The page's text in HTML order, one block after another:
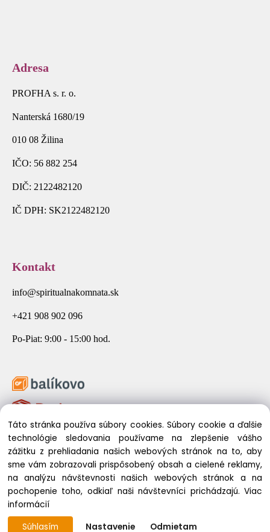
Adresa
PROFHA s. r. o.
Nanterská 1680/19
010 08 Žilina
IČO: 56 882 254
DIČ: 2122482120
IČ DPH: SK2122482120
Kontakt
info@spiritualnakomnata.sk
+421 908 902 096
Po-Piat: 9:00 - 15:00 hod.
© 2026 Spirituálna Komnata. Všetky práva vyhradené.
Táto stránka používa súbory cookies. Súbory cookie a ďalšie
technológie sledovania používame na zlepšenie vášho
zážitku z prehliadania našich webových stránok na to, aby
sme vám zobrazovali prispôsobený obsah a cielené reklamy,
na analýzu návštevnosti našich webových stránok a na
pochopenie toho, odkiaľ naši návštevníci prichádzajú.Viac
informácií
Súhlasím
Nastavenie Odmietam